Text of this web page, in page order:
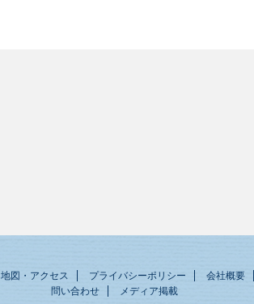
地図・アクセス プライバシーポリシー 会社概要
問い合わせ
メディア掲載